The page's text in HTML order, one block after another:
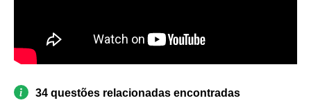
34 questões relacionadas encontradas